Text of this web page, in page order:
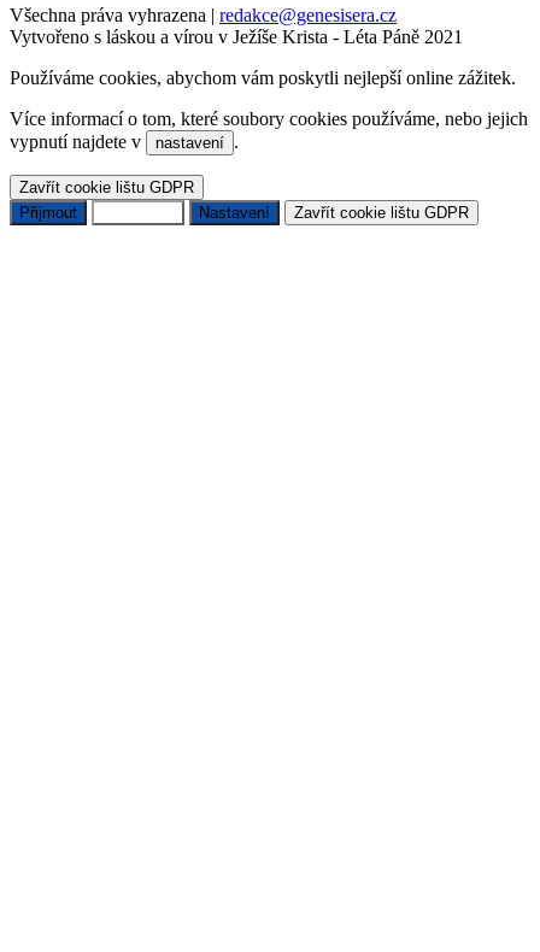
Všechna práva vyhrazena | redakce@genesisera.cz
Vytvořeno s láskou a vírou v Ježíše Krista - Léta Páně 2021
Používáme cookies, abychom vám poskytli nejlepší online zážitek.
Více informací o tom, které soubory cookies používáme, nebo jejich
vypnutí najdete v
nastavení .
Zavřít cookie lištu GDPR
Přijmout
Nastavení Zavřít cookie lištu GDPR